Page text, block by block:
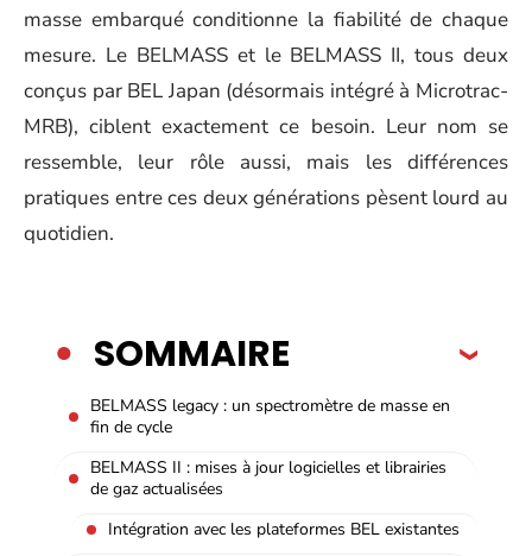
masse embarqué conditionne la fiabilité de chaque
mesure. Le BELMASS et le BELMASS II, tous deux
conçus par BEL Japan (désormais intégré à Microtrac-
MRB), ciblent exactement ce besoin. Leur nom se
ressemble, leur rôle aussi, mais les différences
pratiques entre ces deux générations pèsent lourd au
quotidien.
SOMMAIRE
BELMASS legacy : un spectromètre de masse en
fin de cycle
BELMASS II : mises à jour logicielles et librairies
de gaz actualisées
Intégration avec les plateformes BEL existantes